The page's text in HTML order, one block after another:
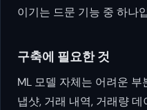
이기는 드문 기능 중 하나
구축에 필요한 것
ML 모델 자체는 어려운
냅샷, 거래 내역, 거래량